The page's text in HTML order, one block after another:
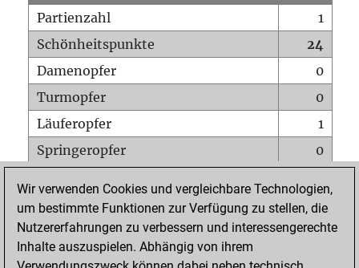
Partienzahl
1
Schönheitspunkte
24
Damenopfer
0
Turmopfer
0
Läuferopfer
1
Springeropfer
0
Matt auf vollem Brett
0
Bauer setzt Matt
0
Erstickte Matts
Wir verwenden Cookies und vergleichbare Technologien,
um bestimmte Funktionen zur Verfügung zu stellen, die
Nutzererfahrungen zu verbessern und interessengerechte
Inhalte auszuspielen. Abhängig von ihrem